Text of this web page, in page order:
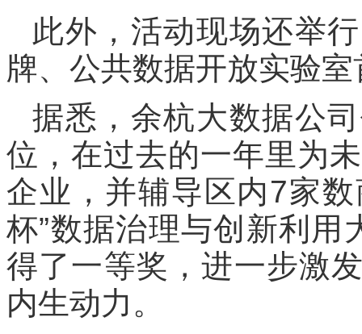
此外，活动现场还举
牌、公共数据开放实验
据悉，余杭大数据公
位，在过去的一年里为
企业，并辅导区内7家
杯”数据治理与创新利
得了一等奖，进一步激
内生动力。